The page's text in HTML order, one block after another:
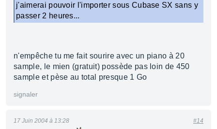
j'aimerai pouvoir l'importer sous Cubase SX sans y
passer 2 heures...
n'empêche tu me fait sourire avec un piano à 20
sample, le mien (gratuit) possède pas loin de 450
sample et pèse au total presque 1 Go
signaler
17 Juin 2004 à 13:28 #14